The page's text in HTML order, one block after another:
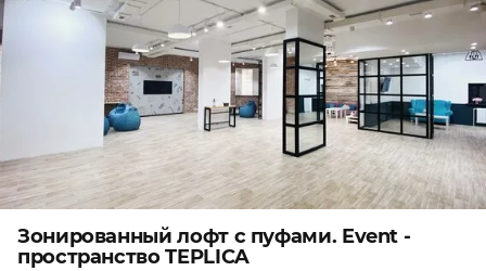
Зонированный лофт с пуфами. Event -
пространство TEPLICA